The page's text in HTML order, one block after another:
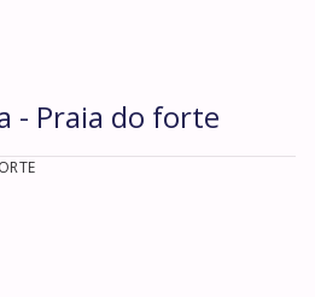
- Praia do forte